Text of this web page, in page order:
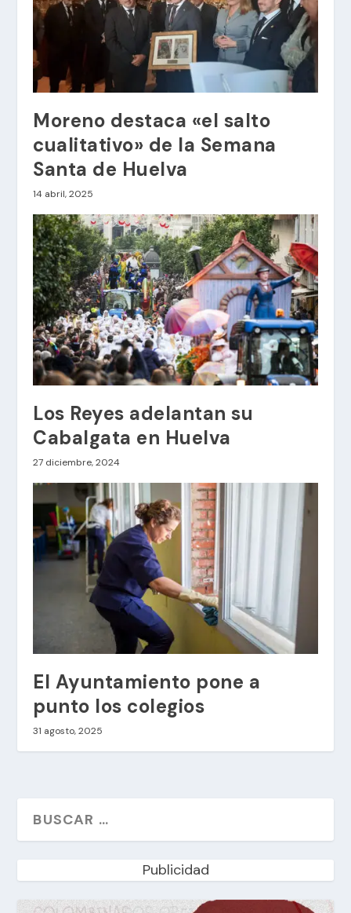
Moreno destaca «el salto
cualitativo» de la Semana
Santa de Huelva
14 abril, 2025
Los Reyes adelantan su
Cabalgata en Huelva
27 diciembre, 2024
El Ayuntamiento pone a
punto los colegios
31 agosto, 2025
Publicidad